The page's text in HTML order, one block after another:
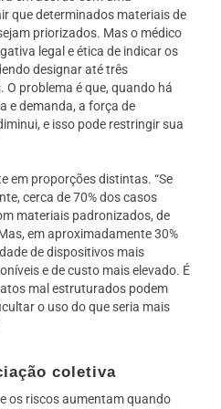
que determinados materiais de
priorizados. Mas o médico
legal e ética de indicar os
designar até três
problema é que, quando há
e demanda, a força de
e isso pode restringir sua
em proporções distintas. “Se
cerca de 70% dos casos
materiais padronizados, de
em aproximadamente 30%
de dispositivos mais
e de custo mais elevado. É
mal estruturados podem
o uso do que seria mais
coletiva
os riscos aumentam quando